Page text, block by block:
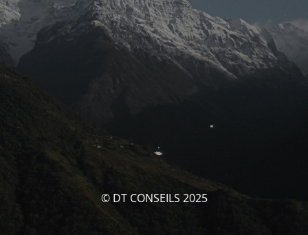
© DT CONSEILS 2025